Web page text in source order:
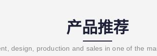
产品推荐
design, production and sales in one of the